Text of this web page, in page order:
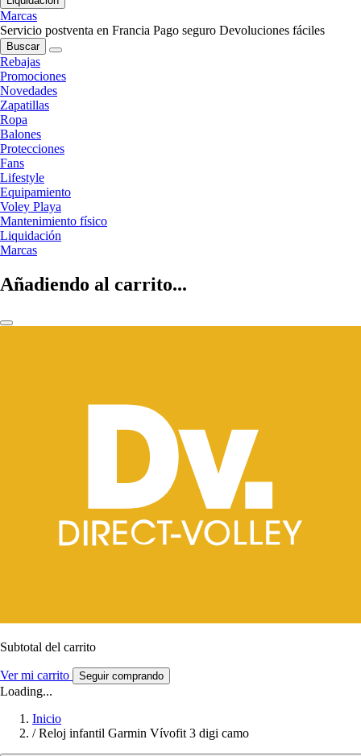
Marcas
Servicio postventa en Francia Pago seguro Devoluciones fáciles
Buscar
Rebajas
Promociones
Novedades
Zapatillas
Ropa
Balones
Protecciones
Fans
Lifestyle
Equipamiento
Voley Playa
Mantenimiento físico
Liquidación
Marcas
Añadiendo al carrito...
Subtotal del carrito
Ver mi carrito Seguir comprando
Loading...
Inicio
/ Reloj infantil Garmin Vívofit 3 digi camo